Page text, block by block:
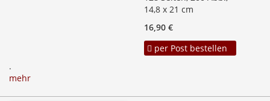
14,8 x 21 cm
16,90 €
per Post bestellen
.
mehr